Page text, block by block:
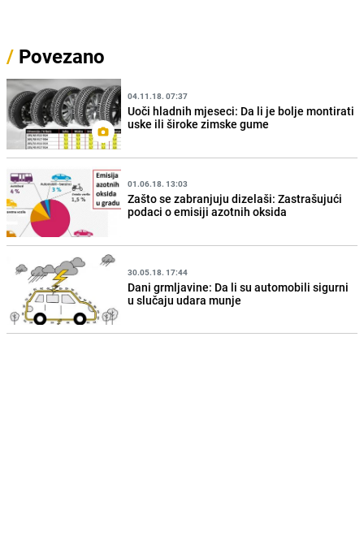
/ Povezano
04.11.18. 07:37
Uoči hladnih mjeseci: Da li je bolje montirati
uske ili široke zimske gume
01.06.18. 13:03
Zašto se zabranjuju dizelaši: Zastrašujući
podaci o emisiji azotnih oksida
30.05.18. 17:44
Dani grmljavine: Da li su automobili sigurni
u slučaju udara munje